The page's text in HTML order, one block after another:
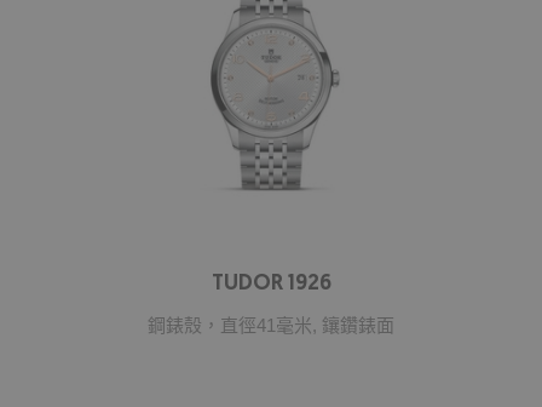
TUDOR 1926
鋼錶殼，直徑41毫米, 鑲鑽錶面